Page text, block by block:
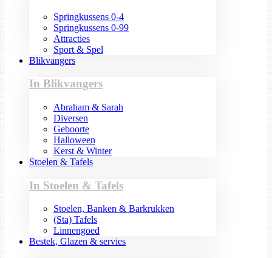
Springkussens 0-4
Springkussens 0-99
Attracties
Sport & Spel
Blikvangers
In Blikvangers
Abraham & Sarah
Diversen
Geboorte
Halloween
Kerst & Winter
Stoelen & Tafels
In Stoelen & Tafels
Stoelen, Banken & Barkrukken
(Sta) Tafels
Linnengoed
Bestek, Glazen & servies